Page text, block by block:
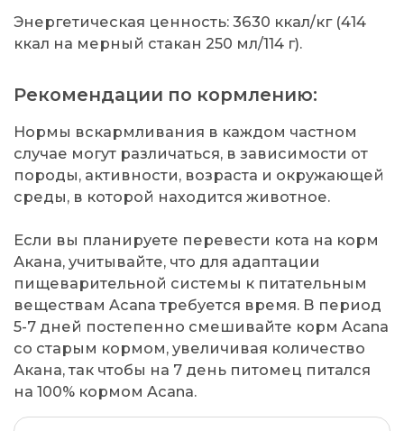
Энергетическая ценность: 3630 ккал/кг (414
ккал на мерный стакан 250 мл/114 г).
Рекомендации по кормлению:
Нормы вскармливания в каждом частном
случае могут различаться, в зависимости от
породы, активности, возраста и окружающей
среды, в которой находится животное.
Если вы планируете перевести кота на корм
Акана, учитывайте, что для адаптации
пищеварительной системы к питательным
веществам Acana требуется время. В период
5-7 дней постепенно смешивайте корм Acana
со старым кормом, увеличивая количество
Акана, так чтобы на 7 день питомец питался
на 100% кормом Acana.